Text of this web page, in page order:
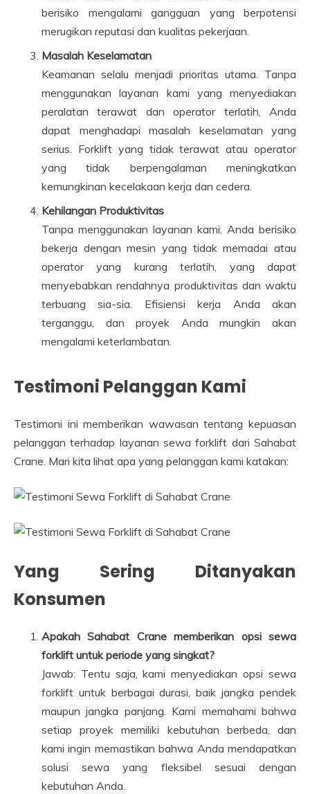
berisiko mengalami gangguan yang berpotensi
merugikan reputasi dan kualitas pekerjaan.
Masalah Keselamatan
Keamanan selalu menjadi prioritas utama. Tanpa
menggunakan layanan kami yang menyediakan
peralatan terawat dan operator terlatih, Anda
dapat menghadapi masalah keselamatan yang
serius. Forklift yang tidak terawat atau operator
yang tidak berpengalaman meningkatkan
kemungkinan kecelakaan kerja dan cedera.
Kehilangan Produktivitas
Tanpa menggunakan layanan kami, Anda berisiko
bekerja dengan mesin yang tidak memadai atau
operator yang kurang terlatih, yang dapat
menyebabkan rendahnya produktivitas dan waktu
terbuang sia-sia. Efisiensi kerja Anda akan
terganggu, dan proyek Anda mungkin akan
mengalami keterlambatan.
Testimoni Pelanggan Kami
Testimoni ini memberikan wawasan tentang kepuasan
pelanggan terhadap layanan sewa forklift dari Sahabat
Crane. Mari kita lihat apa yang pelanggan kami katakan:
Yang Sering Ditanyakan
Konsumen
Apakah Sahabat Crane memberikan opsi sewa
forklift untuk periode yang singkat?
Jawab: Tentu saja, kami menyediakan opsi sewa
forklift untuk berbagai durasi, baik jangka pendek
maupun jangka panjang. Kami memahami bahwa
setiap proyek memiliki kebutuhan berbeda, dan
kami ingin memastikan bahwa Anda mendapatkan
solusi sewa yang fleksibel sesuai dengan
kebutuhan Anda.